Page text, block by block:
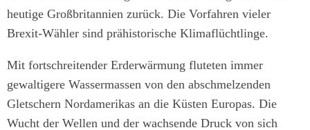
heutige Großbritannien zurück. Die Vorfahren vieler
Brexit-Wähler sind prähistorische Klimaflüchtlinge.
Mit fortschreitender Erderwärmung fluteten immer
gewaltigere Wassermassen von den abschmelzenden
Gletschern Nordamerikas an die Küsten Europas. Die
Wucht der Wellen und der wachsende Druck von sich